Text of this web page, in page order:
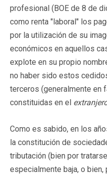
profesional (BOE de 8 de
como renta "laboral" los
por la utilización de su
económicos en aquellos
explote en su propio
no haber sido estos
terceros (generalmente en
constituidas en el
Como es sabido, en los
la constitución de
tributación (bien por
especialmente baja, o